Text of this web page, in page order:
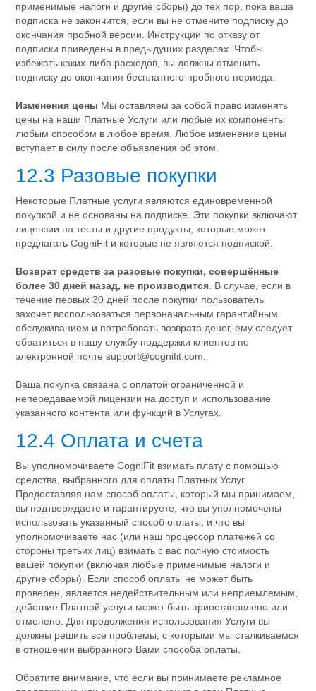
применимые налоги и другие сборы) до тех пор, пока ваша
подписка не закончится, если вы не отмените подписку до
окончания пробной версии. Инструкции по отказу от
подписки приведены в предыдущих разделах. Чтобы
избежать каких-либо расходов, вы должны отменить
подписку до окончания бесплатного пробного периода.
Изменения цены Мы оставляем за собой право изменять
цены на наши Платные Услуги или любые их компоненты
любым способом в любое время. Любое изменение цены
вступает в силу после объявления об этом.
12.3 Разовые покупки
Некоторые Платные услуги являются единовременной
покупкой и не основаны на подписке. Эти покупки включают
лицензии на тесты и другие продукты, которые может
предлагать CogniFit и которые не являются подпиской.
Возврат средств за разовые покупки, совершённые
более 30 дней назад, не производится . В случае, если в
течение первых 30 дней после покупки пользователь
захочет воспользоваться первоначальным гарантийным
обслуживанием и потребовать возврата денег, ему следует
обратиться в нашу службу поддержки клиентов по
электронной почтеsupport@cognifit.com
Ваша покупка связана с оплатой ограниченной и
непередаваемой лицензии на доступ и использование
указанного контента или функций в Услугах.
12.4 Оплата и счета
Вы уполномочиваете CogniFit взимать плату с помощью
средства, выбранного для оплаты Платных Услуг.
Предоставляя нам способ оплаты, который мы принимаем,
вы подтверждаете и гарантируете, что вы уполномочены
использовать указанный способ оплаты, и что вы
уполномочиваете нас (или наш процессор платежей со
стороны третьих лиц) взимать с вас полную стоимость
вашей покупки (включая любые применимые налоги и
другие сборы). Если способ оплаты не может быть
проверен, является недействительным или неприемлемым,
действие Платной услуги может быть приостановлено или
отменено. Для продолжения использования Услуги вы
должны решить все проблемы, с которыми мы сталкиваемся
в отношении выбранного Вами способа оплаты.
Обратите внимание, что если вы принимаете рекламное